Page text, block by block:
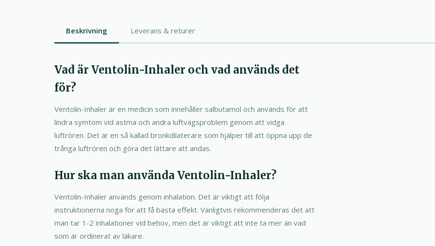
Beskrivning Leverans & returer
Vad är Ventolin-Inhaler och vad används det
för?
Ventolin-Inhaler är en medicin som innehåller salbutamol och används för att
lindra symtom vid astma och andra luftvägsproblem genom att vidga
luftrören. Det är en så kallad bronkdilaterare som hjälper till att öppna upp de
trånga luftrören och göra det lättare att andas.
Hur ska man använda Ventolin-Inhaler?
Ventolin-Inhaler används genom inhalation. Det är viktigt att följa
instruktionerna noga för att få bästa effekt. Vanligtvis rekommenderas det att
man tar 1-2 inhalationer vid behov, men det är viktigt att inte ta mer än vad
som är ordinerat av läkare.